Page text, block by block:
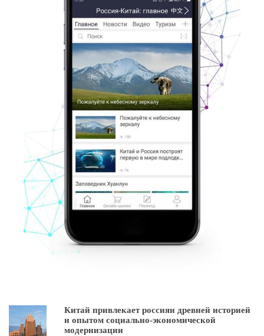
Китай привлекает россиян древней историей
и опытом социально-экономической
модернизации